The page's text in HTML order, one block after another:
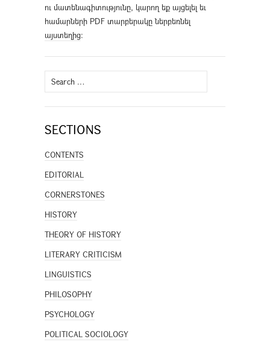
ու մատենագիտությունը, կարող եք այցելել եւ
համարների PDF տարբերակը ներբեռնել
այստեղից։
Search
for:
SECTIONS
CONTENTS
EDITORIAL
CORNERSTONES
HISTORY
THEORY OF HISTORY
LITERARY CRITICISM
LINGUISTICS
PHILOSOPHY
PSYCHOLOGY
POLITICAL SOCIOLOGY